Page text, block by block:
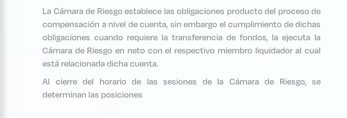
La Cámara de Riesgo establece las obligaciones producto del proceso de
compensación a nivel de cuenta, sin embargo el cumplimiento de dichas
obligaciones cuando requiere la transferencia de fondos, la ejecuta la
Cámara de Riesgo en neto con el respectivo miembro liquidador al cual
está relacionada dicha cuenta.
Al cierre del horario de las sesiones de la Cámara de Riesgo, se
determinan las posiciones